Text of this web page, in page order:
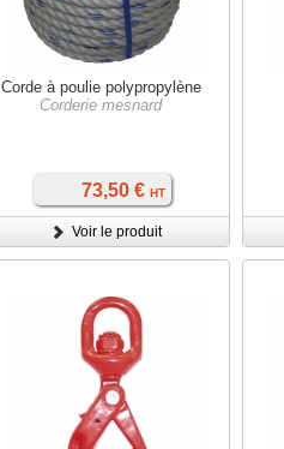
Corde à poulie polypropylène
Corderie mesnard
73,50 € HT
Voir le produit